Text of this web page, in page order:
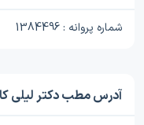
شماره پروانه : 1384496
آدرس مطب دکتر لیلی